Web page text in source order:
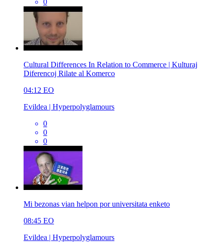
Cultural Differences In Relation to Commerce | Kulturaj
Diferencoj Rilate al Komerco
04:12 EO
Evildea | Hyperpolyglamours
0
0
0
Mi bezonas vian helpon por universitata enketo
08:45 EO
Evildea | Hyperpolyglamours